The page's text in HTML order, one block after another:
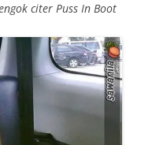
citer Puss In Boot